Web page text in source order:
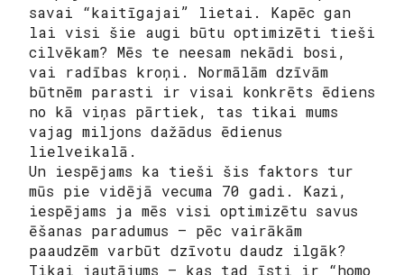
savai “kaitīgajai” lietai. Kapēc gan
lai visi šie augi būtu optimizēti tieši
cilvēkam? Mēs te neesam nekādi bosi,
vai radības kroņi. Normālām dzīvām
būtnēm parasti ir visai konkrēts ēdiens
no kā viņas pārtiek, tas tikai mums
vajag miljons dažādus ēdienus
lielveikalā.
Un iespējams ka tieši šis faktors tur
mūs pie vidējā vecuma 70 gadi. Kazi,
iespējams ja mēs visi optimizētu savus
ēšanas paradumus – pēc vairākām
paaudzēm varbūt dzīvotu daudz ilgāk?
Tikai jautājums – kas tad īsti ir “homo